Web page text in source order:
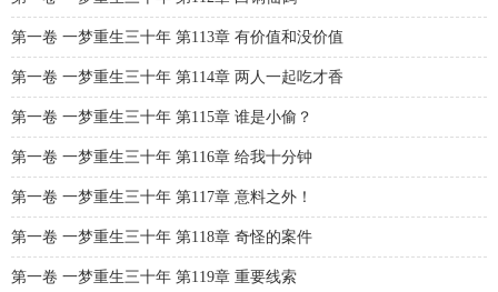
第一卷 一梦重生三十年 第113章 有价值和没价值
第一卷 一梦重生三十年 第114章 两人一起吃才香
第一卷 一梦重生三十年 第115章 谁是小偷？
第一卷 一梦重生三十年 第116章 给我十分钟
第一卷 一梦重生三十年 第117章 意料之外！
第一卷 一梦重生三十年 第118章 奇怪的案件
第一卷 一梦重生三十年 第119章 重要线索